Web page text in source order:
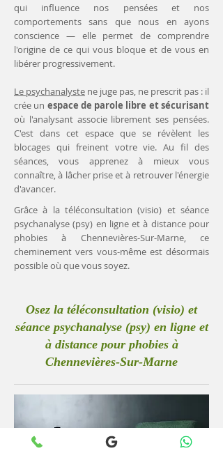
qui influence nos pensées et nos
comportements sans que nous en ayons
conscience — elle permet de comprendre
l'origine de ce qui vous bloque et de vous en
libérer progressivement.
Le psychanalyste ne juge pas, ne prescrit pas : il
crée un espace de parole libre et sécurisant
où l'analysant associe librement ses pensées.
C'est dans cet espace que se révèlent les
blocages qui freinent votre vie. Au fil des
séances, vous apprenez à mieux vous
connaître, à lâcher prise et à retrouver l'énergie
d'avancer.
Grâce à la téléconsultation (visio) et séance
psychanalyse (psy) en ligne et à distance pour
phobies à Chennevières-Sur-Marne, ce
cheminement vers vous-même est désormais
possible où que vous soyez.
Osez la téléconsultation (visio) et
séance psychanalyse (psy) en ligne et
à distance pour phobies à
Chennevières-Sur-Marne